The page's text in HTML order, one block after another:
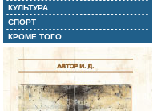
КУЛЬТУРА
СПОРТ
КРОМЕ ТОГО